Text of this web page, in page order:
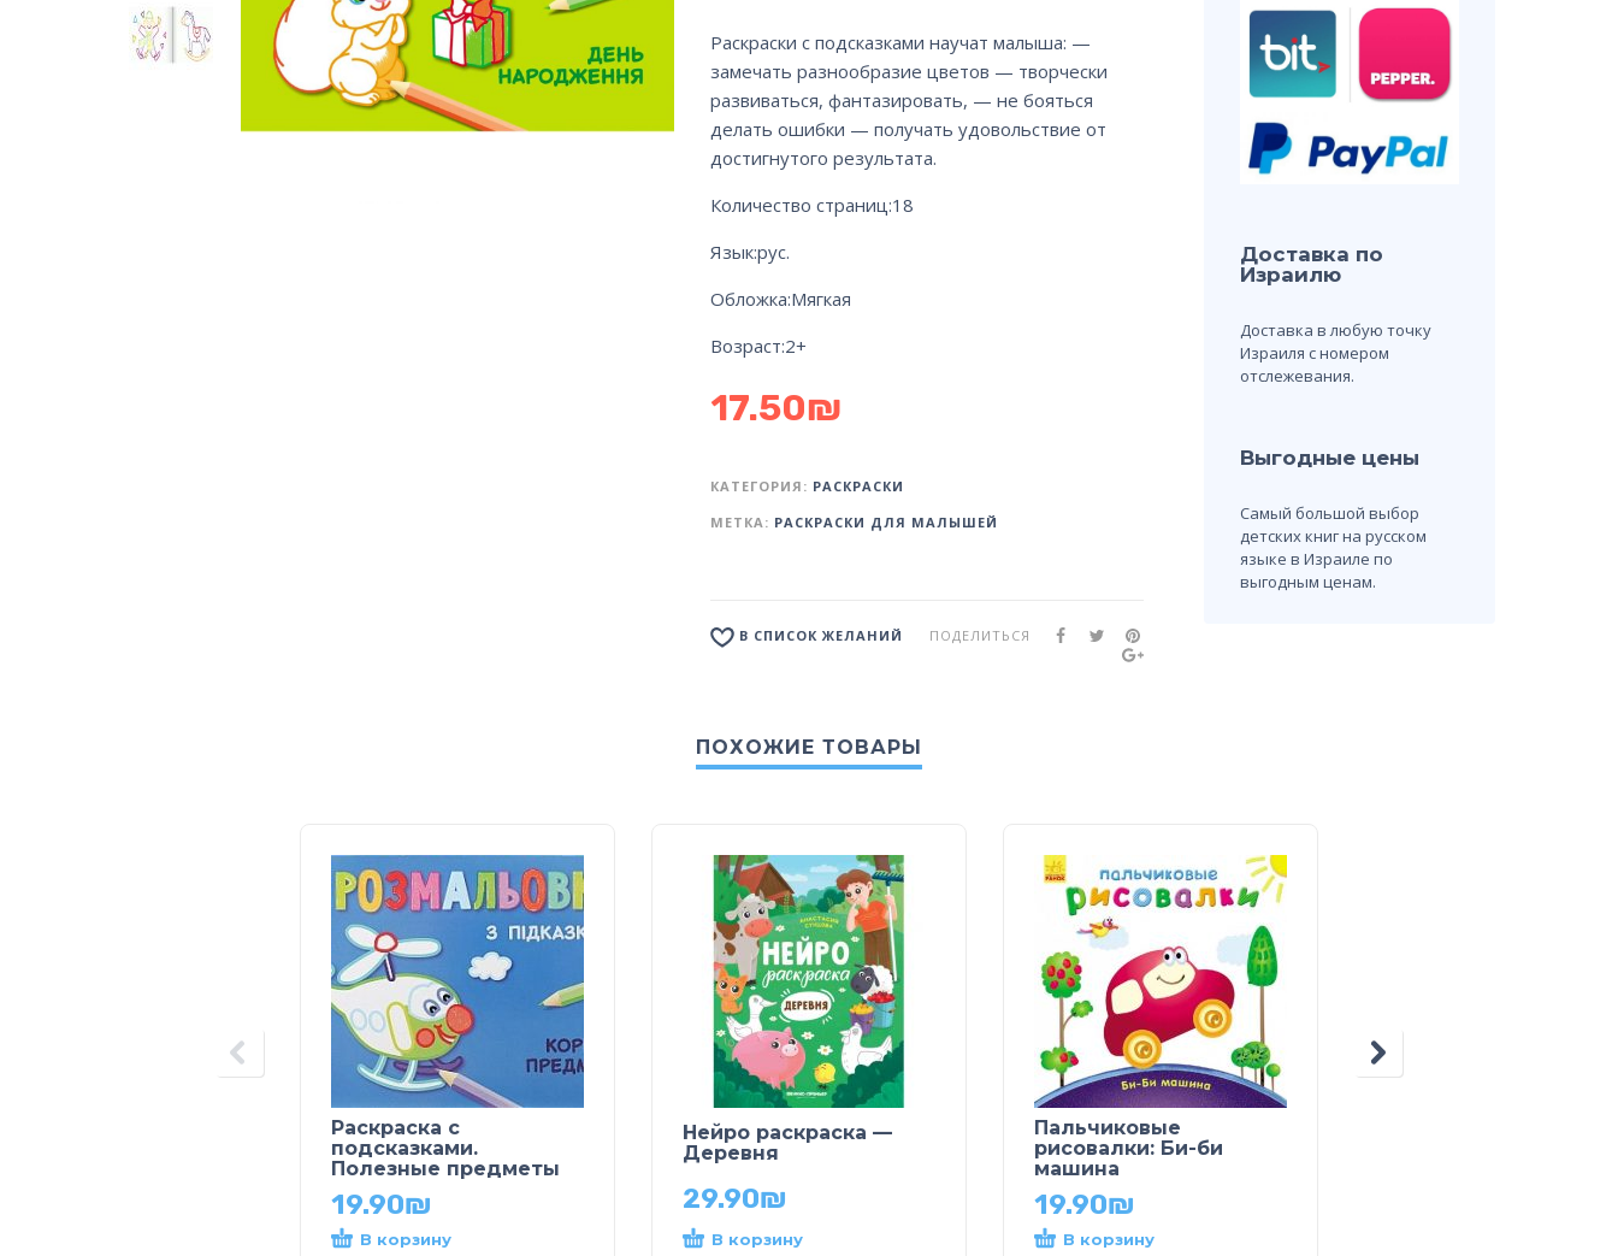
Раскраски с подсказками научат малыша: —
замечать разнообразие цветов — творчески
развиваться, фантазировать, — не бояться
делать ошибки — получать удовольствие от
достигнутого результата.
Количество страниц:18
Язык:рус.
Обложка:Мягкая
Возраст:2+
17.50₪
КАТЕГОРИЯ: РАСКРАСКИ
МЕТКА: РАСКРАСКИ ДЛЯ МАЛЫШЕЙ
В СПИСОК ЖЕЛАНИЙ ПОДЕЛИТЬСЯ
Доставка по
Израилю
Доставка в любую точку
Израиля с номером
отслежевания.
Выгодные цены
Самый большой выбор
детских книг на русском
языке в Израиле по
выгодным ценам.
ПОХОЖИЕ ТОВАРЫ
Раскраска с
подсказками.
Полезные предметы
19.90₪
В корзину
Нейро раскраска —
Деревня
29.90₪
В корзину
Пальчиковые
рисовалки: Би-би
машина
19.90₪
В корзину